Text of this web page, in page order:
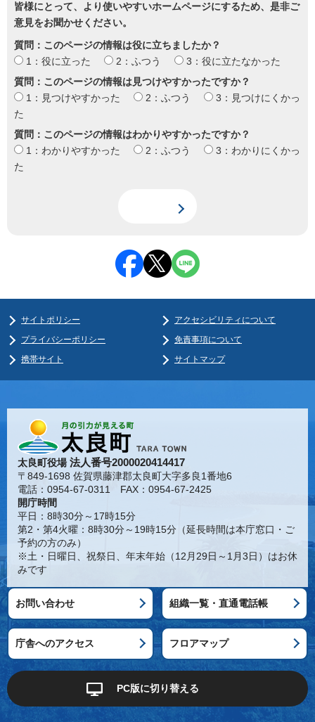
皆様にとって、より使いやすいホームページにするため、是非ご
意見をお聞かせください。
質問：このページの情報は役に立ちましたか？
1：役に立った
2：ふつう
3：役に立たなかった
質問：このページの情報は見つけやすかったですか？
1：見つけやすかった
2：ふつう
3：見つけにくかっ
た
質問：このページの情報はわかりやすかったですか？
1：わかりやすかった
2：ふつう
3：わかりにくかっ
た
サイトポリシー
アクセシビリティについて
プライバシーポリシー
免責事項について
携帯サイト
サイトマップ
太良町役場法人番号2000020414417
〒849-1698 佐賀県藤津郡太良町大字多良1番地6
電話：0954-67-0311 FAX：0954-67-2425
開庁時間
平日：8時30分～17時15分
第2・第4火曜：8時30分～19時15分（延長時間は本庁窓口・ご
予約の方のみ）
※土・日曜日、祝祭日、年末年始（12月29日～1月3日）はお休
みです
お問い合わせ 組織一覧・直通電話帳
庁舎へのアクセス フロアマップ
PC版に切り替える